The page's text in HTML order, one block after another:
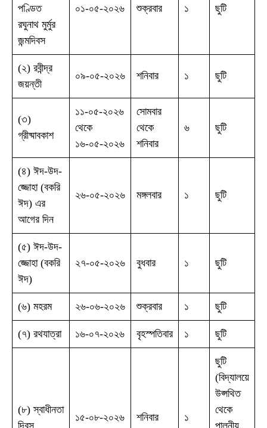
পণ্ডিত
রঘুনাথ মুর্মুর
জন্মদিবস
০১-০৫-২০২৬ শুক্রবার ১ ছুটি
(২) রবীন্দ্র
জয়ন্তী
০৯-০৫-২০২৬ শনিবার ১ ছুটি
(৩)
গ্রীষ্মাবকাশ
১১-০৫-২০২৬
থেকে
১৬-০৫-২০২৬
সোমবার
থেকে
শনিবার
৬ ছুটি
(৪) ঈদ-উদ-
জ্জোহা (বকরি
ঈদ) এর
আগের দিন
২৬-০৫-২০২৬ মঙ্গলবার ১ ছুটি
(৫) ঈদ-উদ-
জ্জোহা (বকরি
ঈদ)
২৭-০৫-২০২৬ বুধবার ১ ছুটি
(৬) মহরম ২৬-০৬-২০২৬ শুক্রবার ১ ছুটি
(৭) রথযাত্রা ১৬-০৭-২০২৬ বৃহস্পতিবার ১ ছুটি
(৮) স্বাধীনতা
১৫-০৮-২০২৬ শনিবার ১
ছুটি
(বিদ্যালয়ে
উপ্সথিত
থেকে